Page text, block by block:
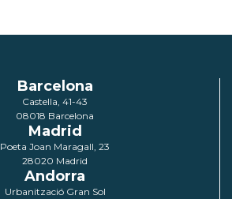
Barcelona
Castella, 41-43
08018 Barcelona
Madrid
Poeta Joan Maragall, 23
28020 Madrid
Andorra
Urbanització Gran Sol